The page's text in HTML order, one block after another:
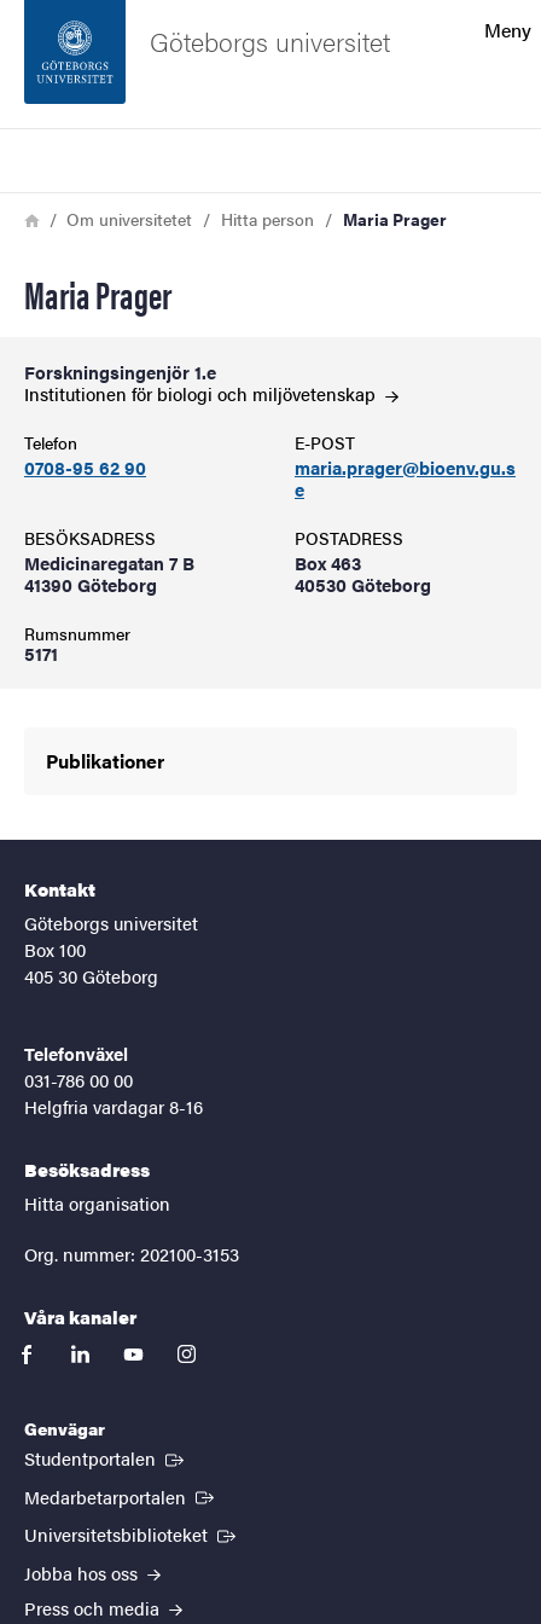
Sidfoten
Meny
Göteborgs universitet
Länkstig
HemOm universitetet Hitta person Maria Prager
Maria Prager
Forskningsingenjör 1.e
Institutionen för biologi och miljövetenskap
Telefon
0708-95 62 90
E-POST
maria.prager@bioenv.gu.s
e
BESÖKSADRESS
Medicinaregatan 7 B
41390 Göteborg
Rumsnummer
5171
POSTADRESS
Box 463
40530 Göteborg
Publikationer
Kontakt
Göteborgs universitet
Box 100
405 30 Göteborg
Telefonväxel
031-786 00 00
Helgfria vardagar 8-16
Besöksadress
Hitta organisation
Org. nummer: 202100-3153
Våra kanaler
facebooklinkedinyoutubeinstagram
Genvägar
Studentportalen (Extern länk)
Medarbetarportalen (Extern länk)
Universitetsbiblioteket (Extern länk)
Jobba hos oss
Press och media